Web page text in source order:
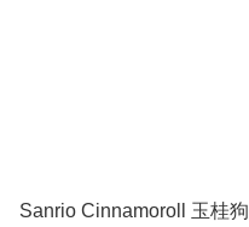
Sanrio Cinnamoroll 玉桂狗